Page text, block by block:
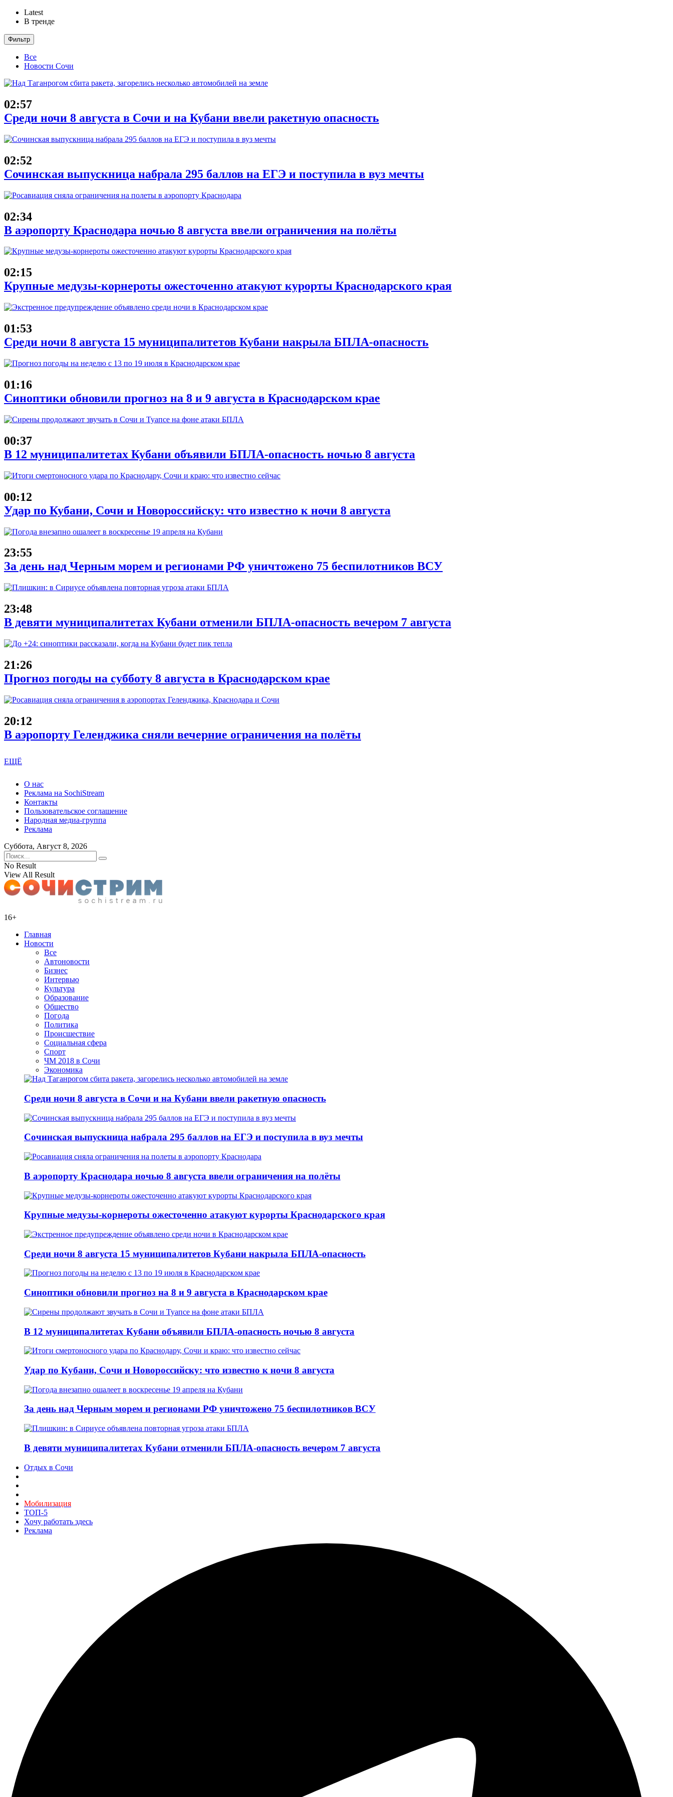
Latest
В тренде
Фильтр
Все
Новости Сочи
02:57
Среди ночи 8 августа в Сочи и на Кубани ввели ракетную опасность
02:52
Сочинская выпускница набрала 295 баллов на ЕГЭ и поступила в вуз мечты
02:34
В аэропорту Краснодара ночью 8 августа ввели ограничения на полёты
02:15
Крупные медузы-корнероты ожесточенно атакуют курорты Краснодарского края
01:53
Среди ночи 8 августа 15 муниципалитетов Кубани накрыла БПЛА-опасность
01:16
Синоптики обновили прогноз на 8 и 9 августа в Краснодарском крае
00:37
В 12 муниципалитетах Кубани объявили БПЛА-опасность ночью 8 августа
00:12
Удар по Кубани, Сочи и Новороссийску: что известно к ночи 8 августа
23:55
За день над Черным морем и регионами РФ уничтожено 75 беспилотников ВСУ
23:48
В девяти муниципалитетах Кубани отменили БПЛА-опасность вечером 7 августа
21:26
Прогноз погоды на субботу 8 августа в Краснодарском крае
20:12
В аэропорту Геленджика сняли вечерние ограничения на полёты
ЕЩЁ
О нас
Реклама на SochiStream
Контакты
Пользовательское соглашение
Народная медиа-группа
Реклама
Суббота, Август 8, 2026
No Result
View All Result
16+
Главная
Новости
Все
Автоновости
Бизнес
Интервью
Культура
Образование
Общество
Погода
Политика
Происшествие
Социальная сфера
Спорт
ЧМ 2018 в Сочи
Экономика
Среди ночи 8 августа в Сочи и на Кубани ввели ракетную опасность
Сочинская выпускница набрала 295 баллов на ЕГЭ и поступила в вуз мечты
В аэропорту Краснодара ночью 8 августа ввели ограничения на полёты
Крупные медузы-корнероты ожесточенно атакуют курорты Краснодарского края
Среди ночи 8 августа 15 муниципалитетов Кубани накрыла БПЛА-опасность
Синоптики обновили прогноз на 8 и 9 августа в Краснодарском крае
В 12 муниципалитетах Кубани объявили БПЛА-опасность ночью 8 августа
Удар по Кубани, Сочи и Новороссийску: что известно к ночи 8 августа
За день над Черным морем и регионами РФ уничтожено 75 беспилотников ВСУ
В девяти муниципалитетах Кубани отменили БПЛА-опасность вечером 7 августа
Отдых в Сочи
Мобилизация
ТОП-5
Хочу работать здесь
Реклама